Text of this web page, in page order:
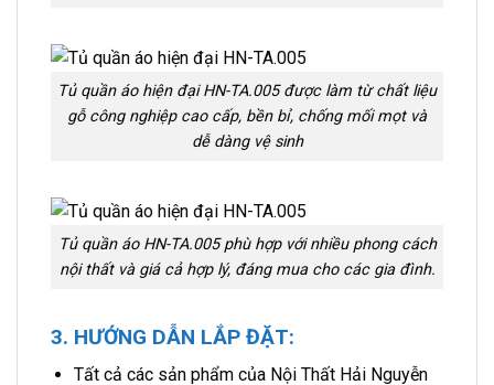
Tủ quần áo hiện đại HN-TA.005 được làm từ chất liệu
gỗ công nghiệp cao cấp, bền bỉ, chống mối mọt và
dễ dàng vệ sinh
Tủ quần áo HN-TA.005 phù hợp với nhiều phong cách
nội thất và giá cả hợp lý, đáng mua cho các gia đình.
3. HƯỚNG DẪN LẮP ĐẶT:
Tất cả các sản phẩm của Nội Thất Hải Nguyễn